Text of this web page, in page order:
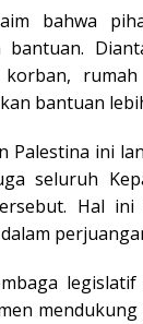
bahwa
bantuan.
korban,
bantuan
Palestina ini
seluruh
Hal ini